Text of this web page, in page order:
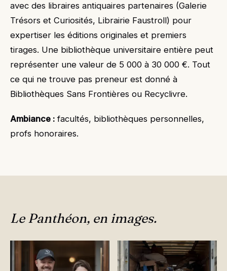
avec des libraires antiquaires partenaires (Galerie
Trésors et Curiosités, Librairie Faustroll) pour
expertiser les éditions originales et premiers
tirages. Une bibliothèque universitaire entière peut
représenter une valeur de 5 000 à 30 000 €. Tout
ce qui ne trouve pas preneur est donné à
Bibliothèques Sans Frontières ou Recyclivre.
Ambiance : facultés, bibliothèques personnelles,
profs honoraires.
Le Panthéon, en images.